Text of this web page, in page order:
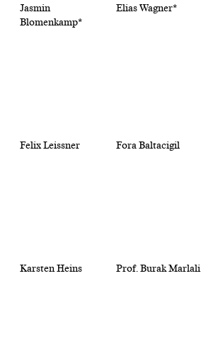
Jasmin
Blomenkamp*
Elias Wagner*
Felix Leissner Fora Baltacigil
Karsten Heins Prof. Burak Marlali